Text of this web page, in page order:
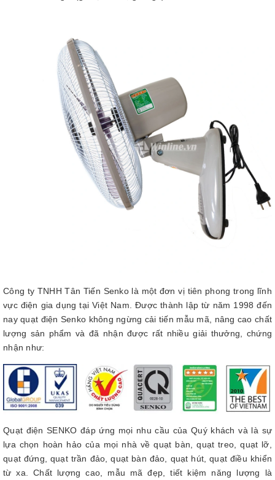
Công ty TNHH Tân Tiến Senko là một đơn vị tiên phong trong lĩnh
vực điện gia dụng tại Việt Nam. Được thành lập từ năm 1998 đến
nay quạt điện Senko không ngừng cải tiến mẫu mã, nâng cao chất
lượng sản phẩm và đã nhận được rất nhiều giải thưởng, chứng
nhận như:
Quạt điện SENKO đáp ứng mọi nhu cầu của Quý khách và là sự
lựa chọn hoàn hảo của mọi nhà về quạt bàn, quạt treo, quạt lỡ,
quạt đứng, quạt trần đảo, quạt bàn đảo, quạt hút, quạt điều khiển
từ xa. Chất lượng cao, mẫu mã đẹp, tiết kiệm năng lượng là